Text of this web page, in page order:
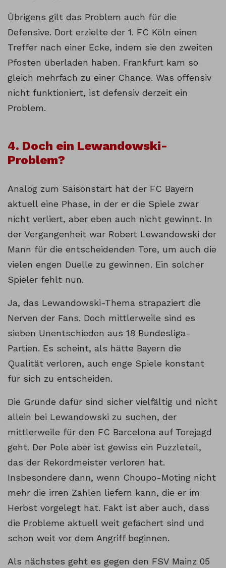
Übrigens gilt das Problem auch für die
Defensive. Dort erzielte der 1. FC Köln einen
Treffer nach einer Ecke, indem sie den zweiten
Pfosten überladen haben. Frankfurt kam so
gleich mehrfach zu einer Chance. Was offensiv
nicht funktioniert, ist defensiv derzeit ein
Problem.
4. Doch ein Lewandowski-
Problem?
Analog zum Saisonstart hat der FC Bayern
aktuell eine Phase, in der er die Spiele zwar
nicht verliert, aber eben auch nicht gewinnt. In
der Vergangenheit war Robert Lewandowski der
Mann für die entscheidenden Tore, um auch die
vielen engen Duelle zu gewinnen. Ein solcher
Spieler fehlt nun.
Ja, das Lewandowski-Thema strapaziert die
Nerven der Fans. Doch mittlerweile sind es
sieben Unentschieden aus 18 Bundesliga-
Partien. Es scheint, als hätte Bayern die
Qualität verloren, auch enge Spiele konstant
für sich zu entscheiden.
Die Gründe dafür sind sicher vielfältig und nicht
allein bei Lewandowski zu suchen, der
mittlerweile für den FC Barcelona auf Torejagd
geht. Der Pole aber ist gewiss ein Puzzleteil,
das der Rekordmeister verloren hat.
Insbesondere dann, wenn Choupo-Moting nicht
mehr die irren Zahlen liefern kann, die er im
Herbst vorgelegt hat. Fakt ist aber auch, dass
die Probleme aktuell weit gefächert sind und
schon weit vor dem Angriff beginnen.
Als nächstes geht es gegen den FSV Mainz 05